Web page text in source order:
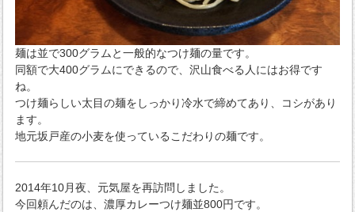
麺は並で300グラムと一般的なつけ麺の量です。
同額で大400グラムにできるので、沢山食べる人にはお得です
ね。
つけ麺らしい太目の麺をしっかり冷水で締めてあり、コシがあり
ます。
地元坂戸産の小麦を使っているこだわりの麺です。
2014年10月夜、元気屋を再訪問しました。
今回頼んだのは、濃厚カレーつけ麺並800円です。